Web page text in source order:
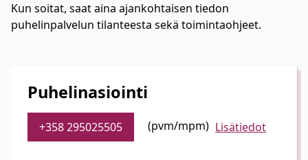
Kun soitat, saat aina ajankohtaisen tiedon
puhelinpalvelun tilanteesta sekä toimintaohjeet.
Puhelinasiointi
+358 295025505 (pvm/mpm) Lisätiedot